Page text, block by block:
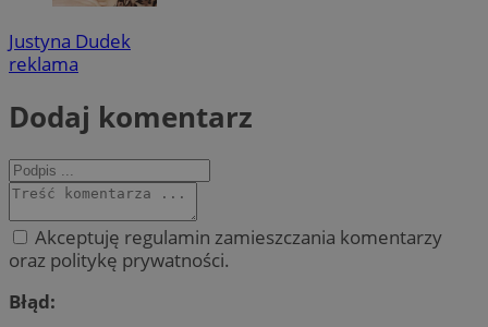
Justyna Dudek
reklama
Dodaj komentarz
Akceptuję regulamin zamieszczania komentarzy
oraz politykę prywatności.
Błąd: